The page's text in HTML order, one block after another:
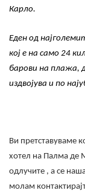
Карло.
Еден од
кој е на само 24
барови на плажа,
издвојува и по
Ви претставуваме
хотел на Палма де
одлучите , а се
молам